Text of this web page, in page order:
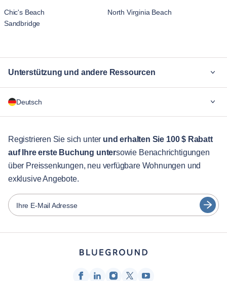
Chic's Beach
North Virginia Beach
Sandbridge
Unterstützung und andere Ressourcen
Für Unternehmen
Gästebetreuung
Stadt-Guide
Partner
Vermieter von Möbeln
Vermieter
Franchise-Partner
Deutsch
English
Português
Español
Français
Türkçe
Registrieren Sie sich unter und erhalten Sie 100 $ Rabatt
auf Ihre erste Buchung untersowie Benachrichtigungen
über Preissenkungen, neu verfügbare Wohnungen und
exklusive Angebote.
Ihre E-Mail Adresse